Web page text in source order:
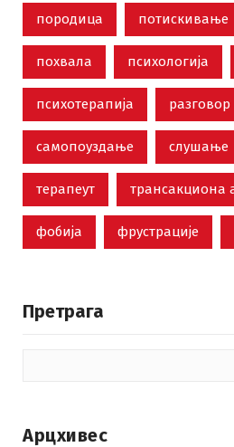
породица потискивање
похвала психологија
психотерапија разговор
самопоуздање слушање
терапеут трансакциона
фобија фрустрације
Претрага
Арцхивес